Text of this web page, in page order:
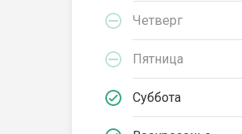
Четверг
Пятница
Суббота